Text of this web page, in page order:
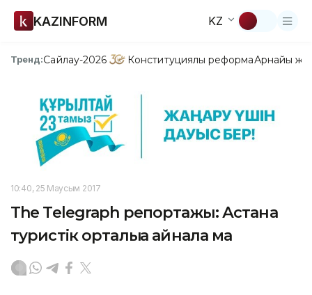
KAZINFORM KZ
Тренд:Сайлау-2026 Конституциялық реформаАрнайы
10:40, 25 Маусым 2017
The Telegraph репортажы: Астана
туристік орталыққа айнала ма